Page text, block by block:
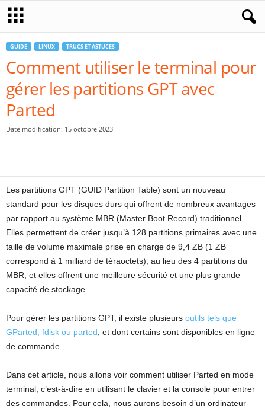
GUIDE LINUX TRUCS ET ASTUCES
Comment utiliser le terminal pour
gérer les partitions GPT avec
Parted
Date modification: 15 octobre 2023
Les partitions GPT (GUID Partition Table) sont un nouveau
standard pour les disques durs qui offrent de nombreux avantages
par rapport au système MBR (Master Boot Record) traditionnel.
Elles permettent de créer jusqu’à 128 partitions primaires avec une
taille de volume maximale prise en charge de 9,4 ZB (1 ZB
correspond à 1 milliard de téraoctets), au lieu des 4 partitions du
MBR, et elles offrent une meilleure sécurité et une plus grande
capacité de stockage.
Pour gérer les partitions GPT, il existe plusieurs outils tels que
GParted, fdisk ou parted , et dont certains sont disponibles en ligne
de commande.
Dans cet article, nous allons voir comment utiliser Parted en mode
terminal, c’est-à-dire en utilisant le clavier et la console pour entrer
des commandes. Pour cela, nous aurons besoin d’un ordinateur